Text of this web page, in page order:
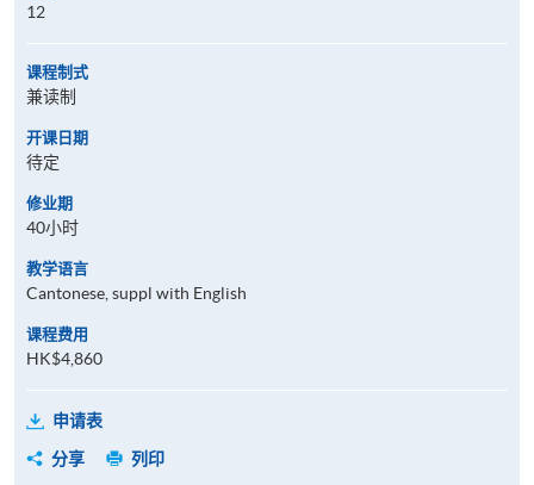
12
课程制式
兼读制
开课日期
待定
修业期
40小时
教学语言
Cantonese, suppl with English
课程费用
HK$4,860
申请表
分享
列印